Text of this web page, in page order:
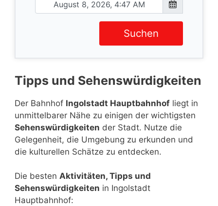
Suchen
Tipps und Sehenswürdigkeiten
Der Bahnhof Ingolstadt Hauptbahnhof liegt in
unmittelbarer Nähe zu einigen der wichtigsten
Sehenswürdigkeiten der Stadt. Nutze die
Gelegenheit, die Umgebung zu erkunden und
die kulturellen Schätze zu entdecken.
Die besten Aktivitäten, Tipps und
Sehenswürdigkeiten in Ingolstadt
Hauptbahnhof: